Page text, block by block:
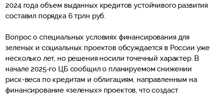
2024 года объем выданных кредитов устойчивого развития
составил порядка 6 трлн руб.
Вопрос о специальных условиях финансирования для
зеленых и социальных проектов обсуждается в России уже
несколько лет, но решения носили точечный характер. В
начале 2025-го ЦБ сообщил о планируемом снижении
риск-веса по кредитам и облигациям, направленным на
финансирование «зеленых» проектов, что создаст